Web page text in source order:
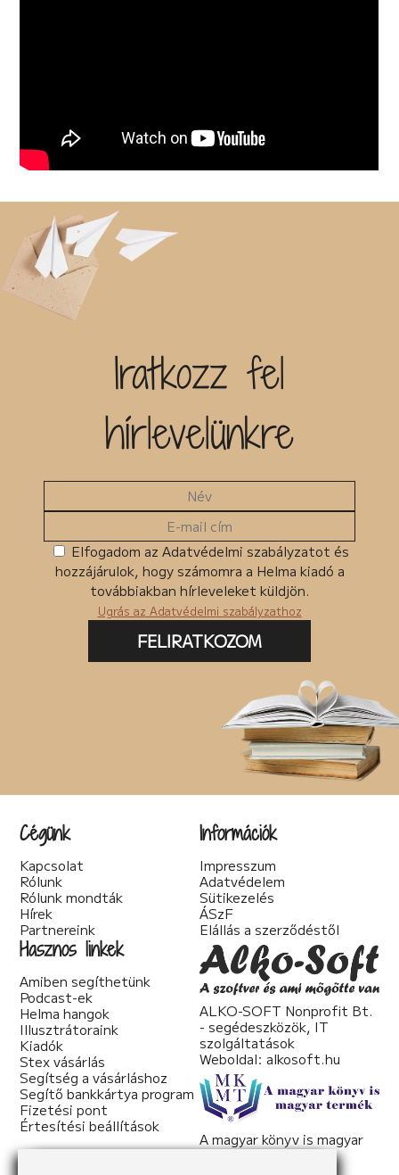
Iratkozz fel
hírlevelünkre
Elfogadom az Adatvédelmi szabályzatot és
hozzájárulok, hogy számomra a Helma kiadó a
továbbiakban hírleveleket küldjön.
Ugrás az Adatvédelmi szabályzathoz
FELIRATKOZOM
Cégünk
Kapcsolat
Rólunk
Rólunk mondták
Hírek
Partnereink
Információk
Impresszum
Adatvédelem
Sütikezelés
ÁSzF
Elállás a szerződéstől
Hasznos linkek
Amiben segíthetünk
Podcast-ek
Helma hangok
Illusztrátoraink
Kiadók
Stex vásárlás
Segítség a vásárláshoz
Segítő bankkártya program
Fizetési pont
Értesítési beállítások
ALKO-SOFT Nonprofit Bt.
- segédeszközök, IT
szolgáltatások
Weboldal: alkosoft.hu
A magyar könyv is magyar
termék